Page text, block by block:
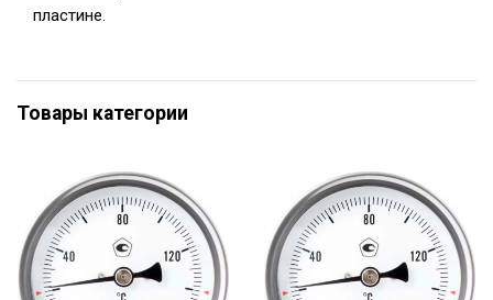
пластине.
Товары категории